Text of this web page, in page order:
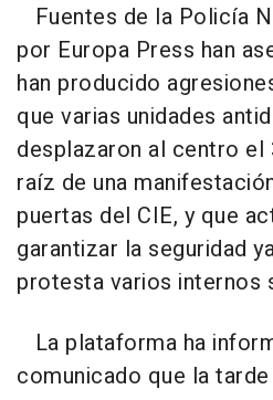
Fuentes de la Policía
por Europa Press han
han producido
que varias unidades
desplazaron al centro el
raíz de una
puertas del CIE, y que
garantizar la seguridad
protesta varios internos
La plataforma ha
comunicado que la